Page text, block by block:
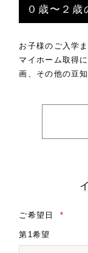
０歳〜２歳
お子様のご入学
マイホーム取得
画、その他の豆
ご希望日 *
第1希望